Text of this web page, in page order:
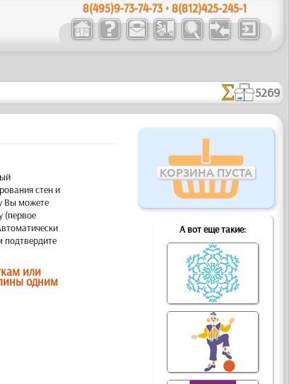
8(495)9-73-74-73 • 8(812)425-245-1
5269
КОРЗИНА ПУСТА
А вот еще такие:
стен и
Вы можете
(первое
подтвердите
или
одним